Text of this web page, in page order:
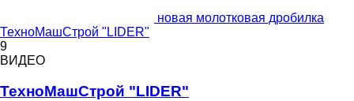
новая молотковая дробилка
ТехноМашСтрой "LIDER"
9
ВИДЕО
ТехноМашСтрой "LIDER"